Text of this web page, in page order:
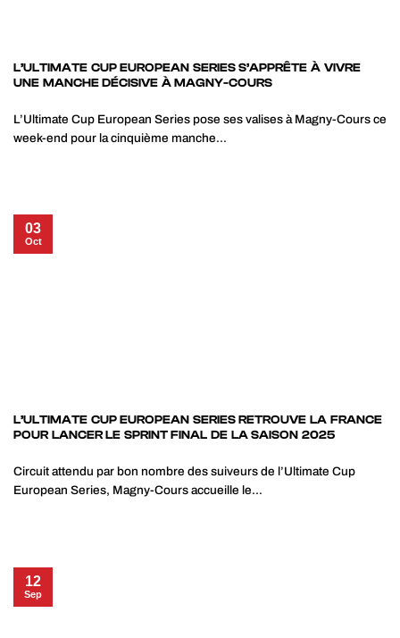
L’ULTIMATE CUP EUROPEAN SERIES S’APPRÊTE À VIVRE
UNE MANCHE DÉCISIVE À MAGNY-COURS
L’Ultimate Cup European Series pose ses valises à Magny-Cours ce
week-end pour la cinquième manche...
L’ULTIMATE CUP EUROPEAN SERIES RETROUVE LA FRANCE
POUR LANCER LE SPRINT FINAL DE LA SAISON 2025
Circuit attendu par bon nombre des suiveurs de l’Ultimate Cup
European Series, Magny-Cours accueille le...
03
Oct
12
Sep